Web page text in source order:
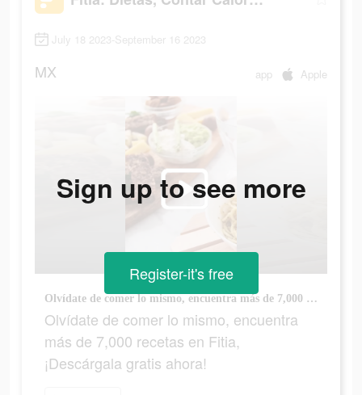
July 18 2023-September 16 2023
MX app Apple
Olvídate de comer lo mismo, encuentra más de 7,000 recetas en Fitia, ¡Descárgala gratis ahora!
Olvídate de comer lo mismo, encuentra
más de 7,000 recetas en Fitia,
¡Descárgala gratis ahora!
Sign up to see more
Register-it's free